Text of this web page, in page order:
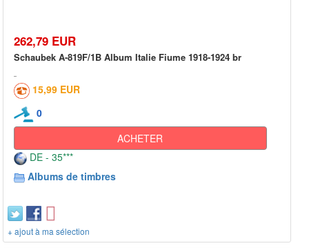
262,79 EUR
Schaubek A-819F/1B Album Italie Fiume 1918-1924 br
15,99 EUR
0
ACHETER
DE - 35***
Albums de timbres
+ ajout à ma sélection